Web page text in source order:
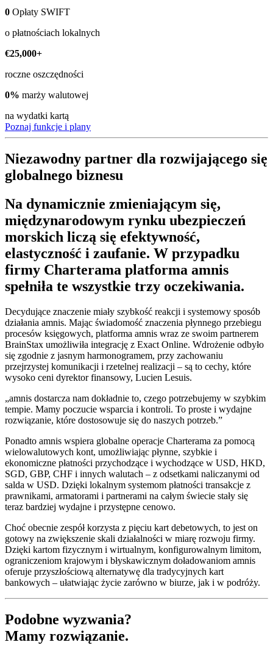
0 Opłaty SWIFT
o płatnościach lokalnych
€25,000+
roczne oszczędności
0% marży walutowej
na wydatki kartą
Poznaj funkcje i plany
Niezawodny partner dla rozwijającego się
globalnego biznesu
Na dynamicznie zmieniającym się,
międzynarodowym rynku ubezpieczeń
morskich liczą się efektywność,
elastyczność i zaufanie. W przypadku
firmy Charterama platforma amnis
spełniła te wszystkie trzy oczekiwania.
Decydujące znaczenie miały szybkość reakcji i systemowy sposób
działania amnis. Mając świadomość znaczenia płynnego przebiegu
procesów księgowych, platforma amnis wraz ze swoim partnerem
BrainStax umożliwiła integrację z Exact Online. Wdrożenie odbyło
się zgodnie z jasnym harmonogramem, przy zachowaniu
przejrzystej komunikacji i rzetelnej realizacji – są to cechy, które
wysoko ceni dyrektor finansowy, Lucien Lesuis.
„amnis dostarcza nam dokładnie to, czego potrzebujemy w szybkim
tempie. Mamy poczucie wsparcia i kontroli. To proste i wydajne
rozwiązanie, które dostosowuje się do naszych potrzeb.”
Ponadto amnis wspiera globalne operacje Charterama za pomocą
wielowalutowych kont, umożliwiając płynne, szybkie i
ekonomiczne płatności przychodzące i wychodzące w USD, HKD,
SGD, GBP, CHF i innych walutach – z odsetkami naliczanymi od
salda w USD. Dzięki lokalnym systemom płatności transakcje z
prawnikami, armatorami i partnerami na całym świecie stały się
teraz bardziej wydajne i przystępne cenowo.
Choć obecnie zespół korzysta z pięciu kart debetowych, to jest on
gotowy na zwiększenie skali działalności w miarę rozwoju firmy.
Dzięki kartom fizycznym i wirtualnym, konfigurowalnym limitom,
ograniczeniom krajowym i błyskawicznym doładowaniom amnis
oferuje przyszłościową alternatywę dla tradycyjnych kart
bankowych – ułatwiając życie zarówno w biurze, jak i w podróży.
Podobne wyzwania?
Mamy rozwiązanie.